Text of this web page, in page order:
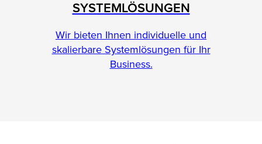
SYSTEMLÖSUNGEN
Wir bieten Ihnen individuelle und
skalierbare Systemlösungen für Ihr
Business.